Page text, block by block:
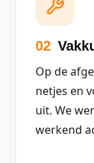
02
Op de
netjes en
uit. We
werkend